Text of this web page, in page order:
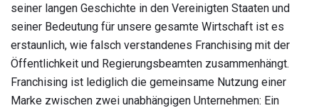
seiner langen Geschichte in den Vereinigten Staaten und
seiner Bedeutung für unsere gesamte Wirtschaft ist es
erstaunlich, wie falsch verstandenes Franchising mit der
Öffentlichkeit und Regierungsbeamten zusammenhängt.
Franchising ist lediglich die gemeinsame Nutzung einer
Marke zwischen zwei unabhängigen Unternehmen: Ein